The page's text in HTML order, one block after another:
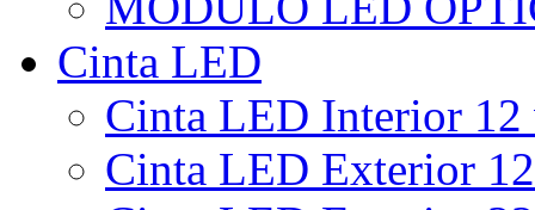
Cinta LED
Cinta LED Interior
Cinta LED Exterior